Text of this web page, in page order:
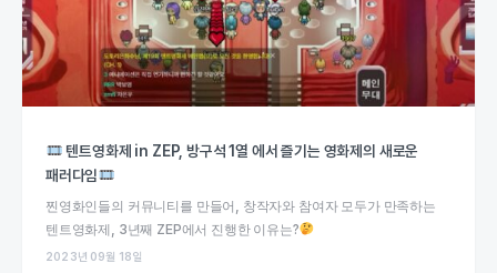
텐트영화제 in ZEP, 방구석 1열 에서 즐기는 영화제의 새로운
패러다임
찐영화인들의 커뮤니티를 만들어, 창작자와 참여자 모두가 만족하는
텐트영화제, 3년째 ZEP에서 진행한 이유는?
2023년 09월 18일